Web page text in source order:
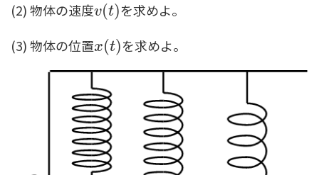
(2) 物体の速度v(t)
v(t) を求めよ。
(3) 物体の位置x(t)
x(t) を求めよ。